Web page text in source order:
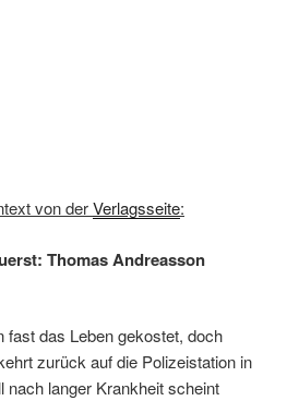
von derVerlagsseite:
Thomas Andreasson
fast das Leben gekostet, doch
zurück auf die Polizeistation in
nach langer Krankheit scheint